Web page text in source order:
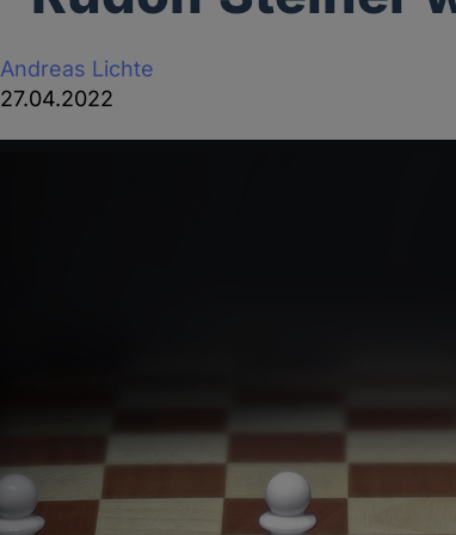
Andreas Lichte
27.04.2022